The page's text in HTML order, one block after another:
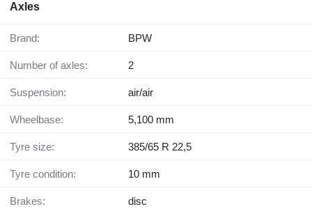
Axles
Brand: BPW
Number of axles: 2
Suspension: air/air
Wheelbase: 5,100 mm
Tyre size: 385/65 R 22,5
Tyre condition: 10 mm
Brakes: disc